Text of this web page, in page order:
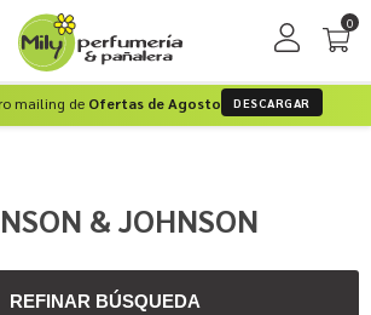
0
mailing de Ofertas de Agosto DESCARGAR
& JOHNSON
REFINAR BÚSQUEDA